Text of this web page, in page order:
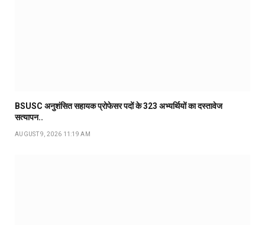
BSUSC अनुशंसित सहायक प्रोफेसर पदों के 323 अभ्यर्थियों का दस्तावेज
सत्यापन..
AUGUST 9, 2026 11:19 AM